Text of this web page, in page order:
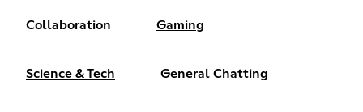
Collaboration Gaming
Science & Tech General Chatting